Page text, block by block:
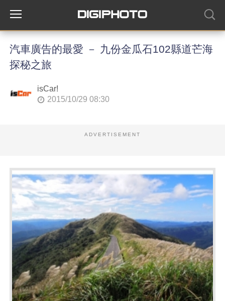
汽車廣告的最愛 － 九份金瓜石102縣道芒海
探秘之旅
isCar!
2015/10/29 08:30
ADVERTISEMENT